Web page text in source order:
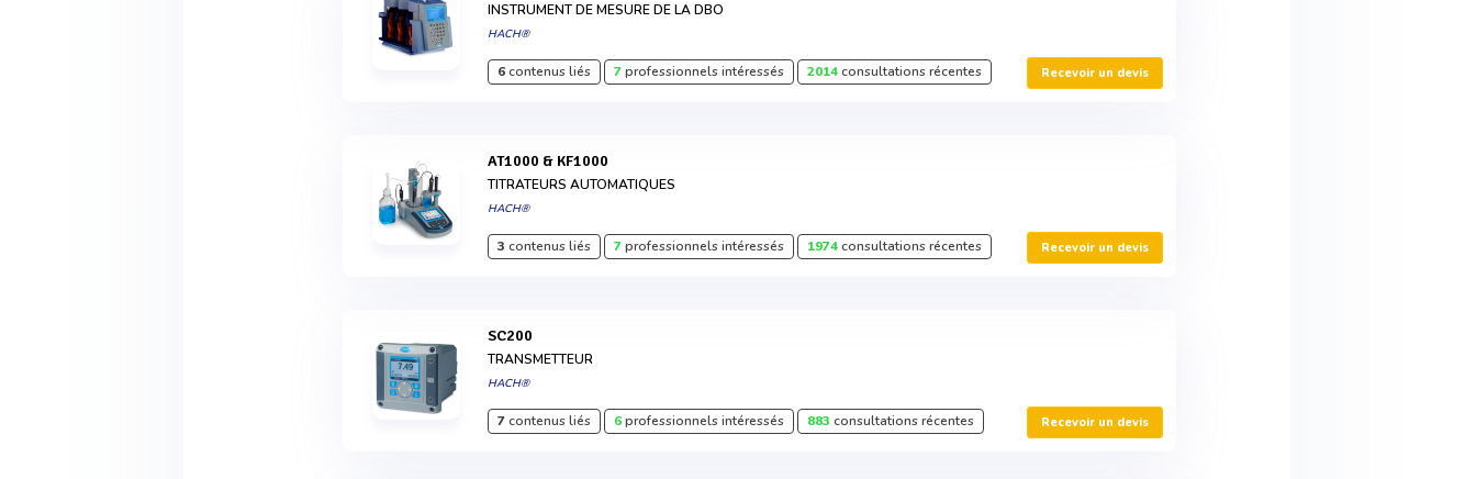
INSTRUMENT DE MESURE DE LA DBO
HACH®
6contenus liés 7professionnels intéressés 2014consultations récentes Recevoir un devis
AT1000 & KF1000
TITRATEURS AUTOMATIQUES
HACH®
3 contenus liés 7professionnels intéressés 1974consultations récentes Recevoir un devis
SC200
TRANSMETTEUR
HACH®
7contenus liés 6professionnels intéressés 883 consultations récentes Recevoir un devis